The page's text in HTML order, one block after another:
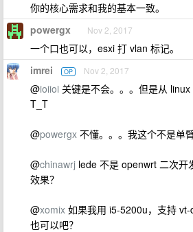
你的核心需求和我的基本一致。
powergx Nov 2, 2017
一个口也可以，esxi 打 vlan 标记。
imrei OP Nov 2, 2017
@ioiioi 关键是不会。。。但是从
T_T
@powergx 不懂。。。我这个不是单
@chinawrj lede 不是 openwrt 二次开
效果？
@xomix 如果我用 i5-5200u，支持
也可以吧？